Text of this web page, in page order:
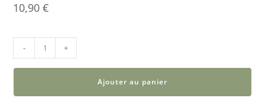
10,90€
- +
Ajouter au panier